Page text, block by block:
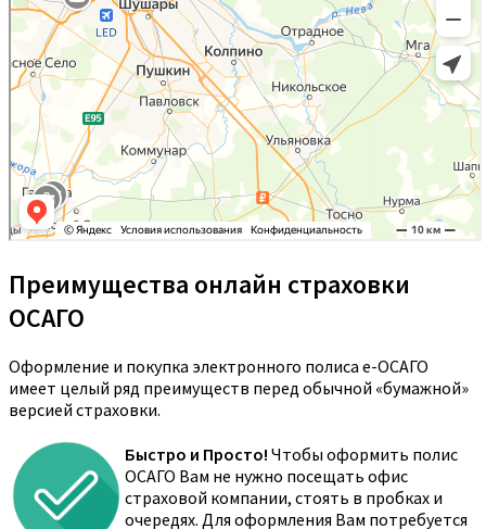
Преимущества онлайн страховки
ОСАГО
Оформление и покупка электронного полиса е-ОСАГО
имеет целый ряд преимуществ перед обычной «бумажной»
версией страховки.
Быстро и Просто! Чтобы оформить полис
ОСАГО Вам не нужно посещать офис
страховой компании, стоять в пробках и
очередях. Для оформления Вам потребуется